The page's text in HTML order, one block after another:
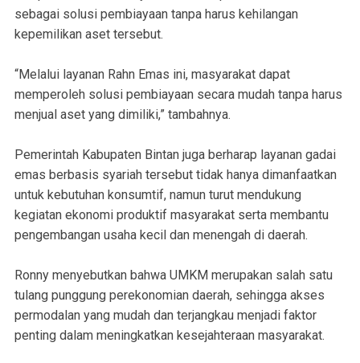
sebagai solusi pembiayaan tanpa harus kehilangan
kepemilikan aset tersebut.
“Melalui layanan Rahn Emas ini, masyarakat dapat
memperoleh solusi pembiayaan secara mudah tanpa harus
menjual aset yang dimiliki,” tambahnya.
Pemerintah Kabupaten Bintan juga berharap layanan gadai
emas berbasis syariah tersebut tidak hanya dimanfaatkan
untuk kebutuhan konsumtif, namun turut mendukung
kegiatan ekonomi produktif masyarakat serta membantu
pengembangan usaha kecil dan menengah di daerah.
Ronny menyebutkan bahwa UMKM merupakan salah satu
tulang punggung perekonomian daerah, sehingga akses
permodalan yang mudah dan terjangkau menjadi faktor
penting dalam meningkatkan kesejahteraan masyarakat.